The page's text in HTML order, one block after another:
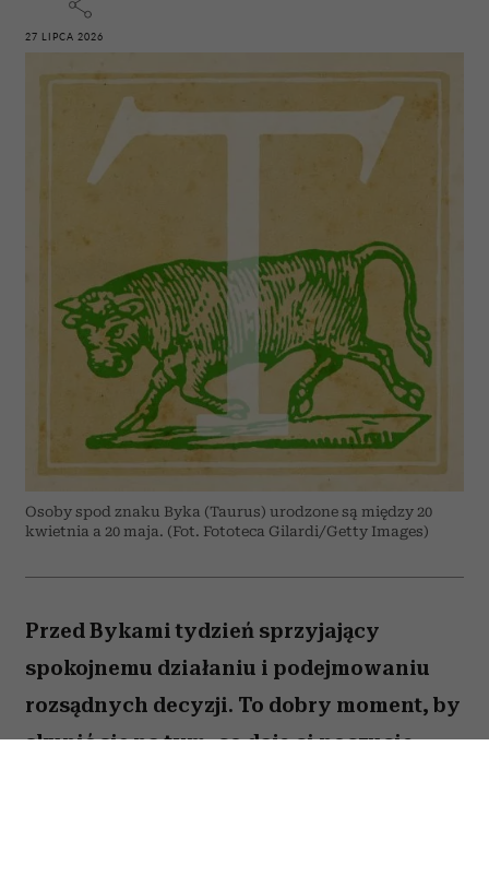
27 LIPCA 2026
Osoby spod znaku Byka (Taurus) urodzone są między 20
kwietnia a 20 maja. (Fot. Fototeca Gilardi/Getty Images)
Przed Bykami tydzień sprzyjający
spokojnemu działaniu i podejmowaniu
rozsądnych decyzji. To dobry moment, by
skupić się na tym, co daje ci poczucie